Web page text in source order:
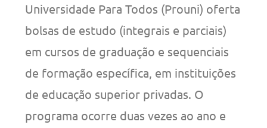
Universidade Para Todos (Prouni) oferta
bolsas de estudo (integrais e parciais)
em cursos de graduação e sequenciais
de formação específica, em instituições
de educação superior privadas. O
programa ocorre duas vezes ao ano e